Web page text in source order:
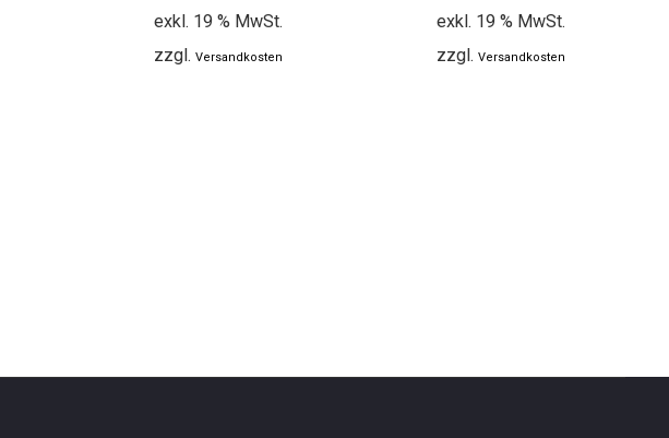
exkl. 19 % MwSt.
zzgl. Versandkosten
exkl. 19 % MwSt.
zzgl. Versandkosten